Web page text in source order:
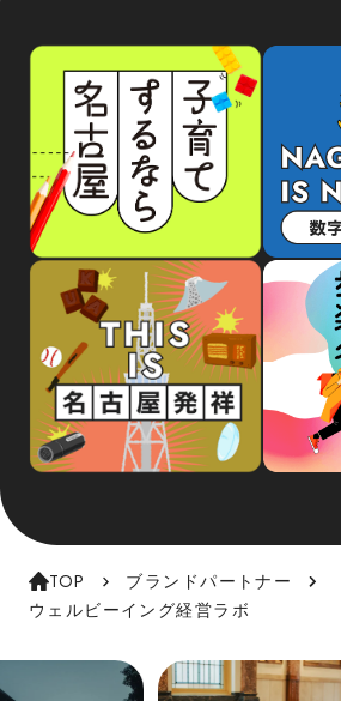
TOP
ブランドパートナー
ウェルビーイング経営ラボ